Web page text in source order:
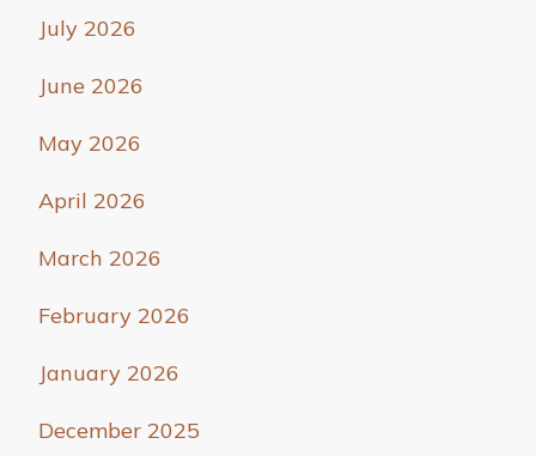
July 2026
June 2026
May 2026
April 2026
March 2026
February 2026
January 2026
December 2025